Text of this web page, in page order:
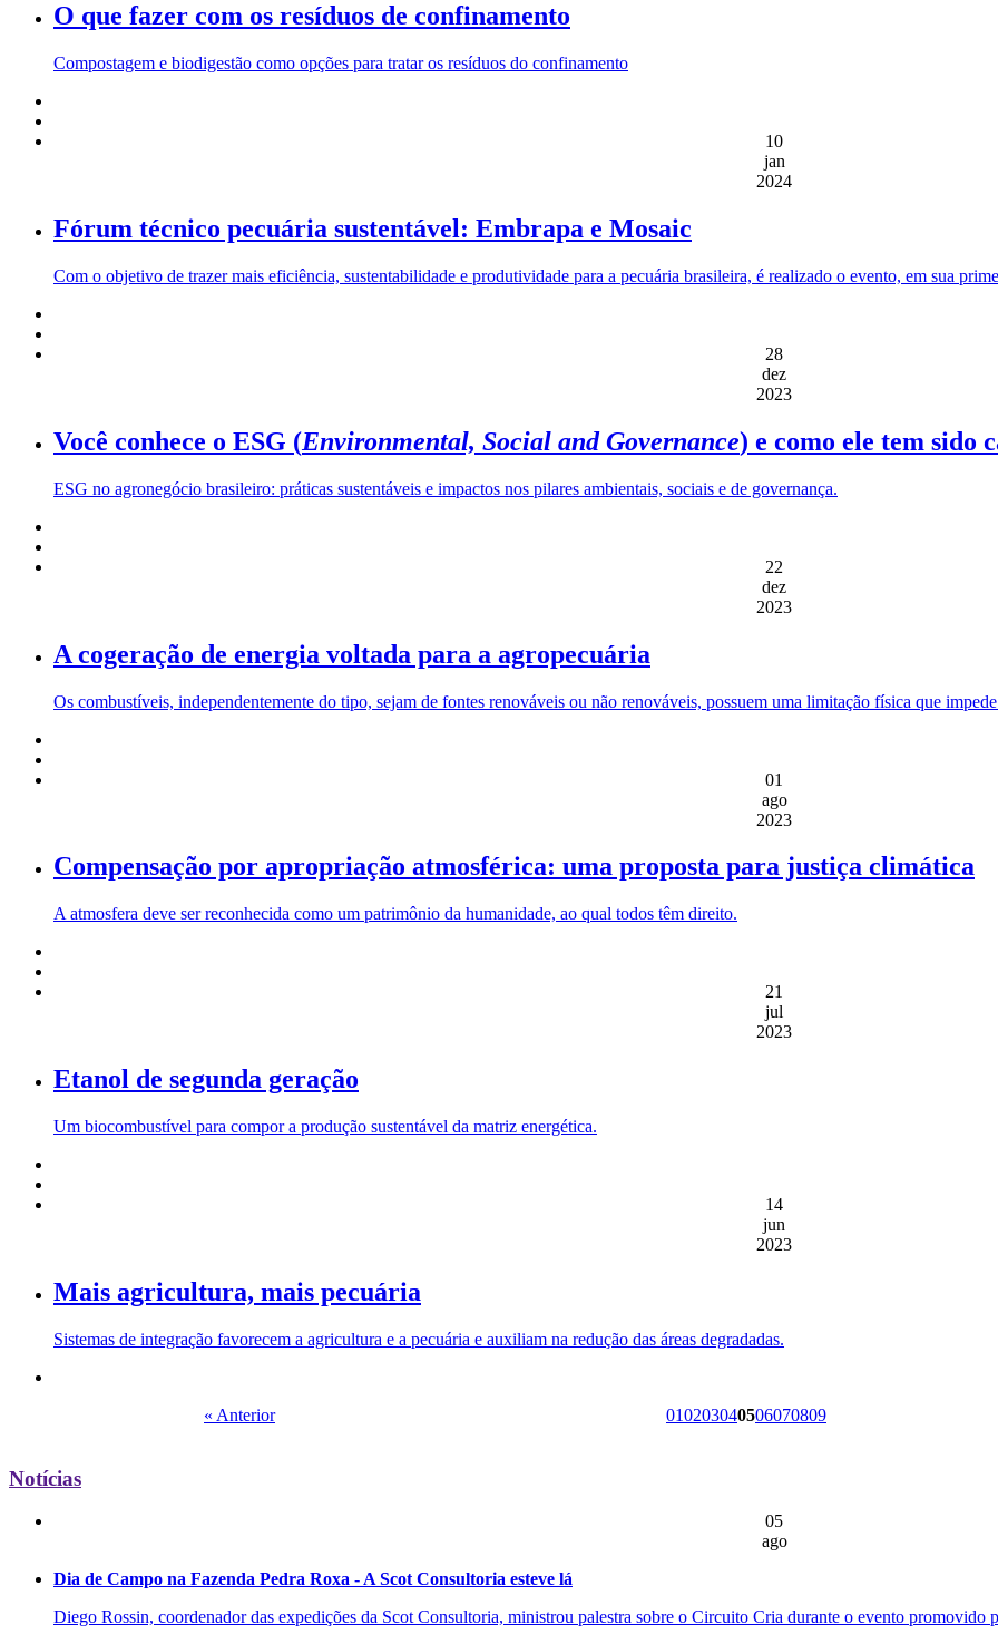
O que fazer com os resíduos de confinamento
Compostagem e biodigestão como opções para tratar os resíduos do confinamento
10
jan
2024
Fórum técnico pecuária sustentável: Embrapa e Mosaic
Com o objetivo de trazer mais eficiência, sustentabilidade e produtividade para a pecuária brasileira, é realizado o evento, em sua
28
dez
2023
Você conhece o ESG (Environmental, Social and Governance) e como ele tem sido
ESG no agronegócio brasileiro: práticas sustentáveis e impactos nos pilares ambientais, sociais e de governança.
22
dez
2023
A cogeração de energia voltada para a agropecuária
Os combustíveis, independentemente do tipo, sejam de fontes renováveis ou não renováveis, possuem uma limitação física que
01
ago
2023
Compensação por apropriação atmosférica: uma proposta para justiça climática
A atmosfera deve ser reconhecida como um patrimônio da humanidade, ao qual todos têm direito.
21
jul
2023
Etanol de segunda geração
Um biocombustível para compor a produção sustentável da matriz energética.
14
jun
2023
Mais agricultura, mais pecuária
Sistemas de integração favorecem a agricultura e a pecuária e auxiliam na redução das áreas degradadas.
« Anterior 010203040506070809
Notícias
05
ago
Dia de Campo na Fazenda Pedra Roxa - A Scot Consultoria esteve lá
Diego Rossin, coordenador das expedições da Scot Consultoria, ministrou palestra sobre o Circuito Cria durante o evento promovido